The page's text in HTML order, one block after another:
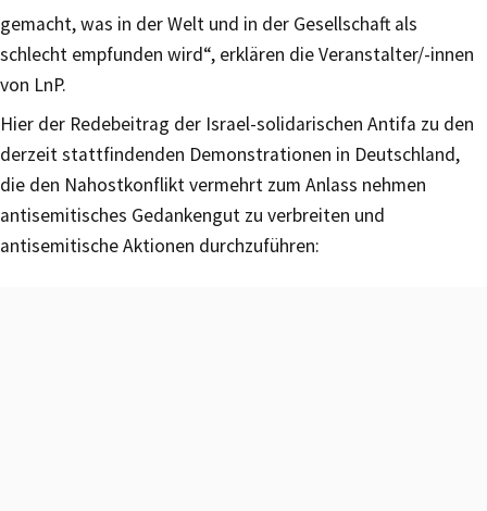
gemacht, was in der Welt und in der Gesellschaft als
schlecht empfunden wird“, erklären die Veranstalter/-innen
von LnP.
Hier der Redebeitrag der Israel-solidarischen Antifa zu den
derzeit stattfindenden Demonstrationen in Deutschland,
die den Nahostkonflikt vermehrt zum Anlass nehmen
antisemitisches Gedankengut zu verbreiten und
antisemitische Aktionen durchzuführen: